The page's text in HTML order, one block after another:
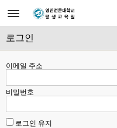
로그인
이메일 주소
비밀번호
로그인 유지